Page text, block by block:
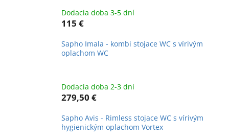
Dodacia doba 3-5 dní
115 €
Sapho Imala - kombi stojace WC s vírivým
oplachom WC
Dodacia doba 2-3 dni
279,50 €
Sapho Avis - Rimless stojace WC s vírivým
hygienickým oplachom Vortex